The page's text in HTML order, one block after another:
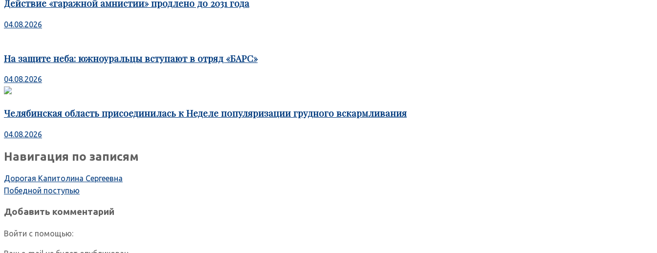
Действие «гаражной амнистии» продлено до 2031 года
04.08.2026
На защите неба: южноуральцы вступают в отряд «БАРС»
04.08.2026
Челябинская область присоединилась к Неделе популяризации грудного вскармливания
04.08.2026
Навигация по записям
Дорогая Капитолина Сергеевна
Победной поступью
Добавить комментарий
Войти с помощью: